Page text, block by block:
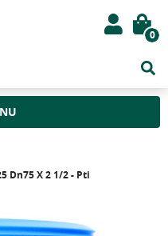
0
Dn75 X 2 1/2 - Pti